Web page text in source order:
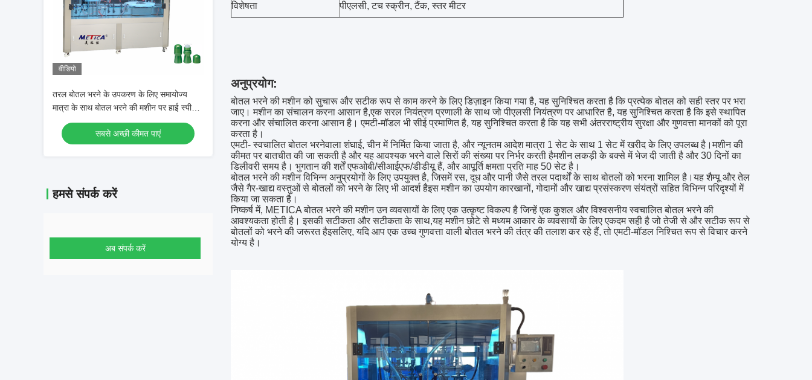
वीडियो
तरल बोतल भरने के उपकरण के लिए समायोज्य
मात्रा के साथ बोतल भरने की मशीन पर हाई स्पीड
डिओडोरेंट रोल
सबसे अच्छी कीमत पाएं
हमसे संपर्क करें
अब संपर्क करें
विशेषता पीएलसी, टच स्क्रीन, टैंक, स्तर मीटर
अनुप्रयोग:
बोतल भरने की मशीन को सुचारू और सटीक रूप से काम करने के लिए डिज़ाइन किया गया है, यह सुनिश्चित करता है कि प्रत्येक बोतल को सही स्तर पर भरा
जाए। मशीन का संचालन करना आसान है,एक सरल नियंत्रण प्रणाली के साथ जो पीएलसी नियंत्रण पर आधारित है, यह सुनिश्चित करता है कि इसे स्थापित
करना और संचालित करना आसान है। एमटी-मॉडल भी सीई प्रमाणित है, यह सुनिश्चित करता है कि यह सभी अंतरराष्ट्रीय सुरक्षा और गुणवत्ता मानकों को पूरा
करता है।
एमटी- स्वचालित बोतल भरनेवाला शंघाई, चीन में निर्मित किया जाता है, और न्यूनतम आदेश मात्रा 1 सेट के साथ 1 सेट में खरीद के लिए उपलब्ध है।मशीन की
कीमत पर बातचीत की जा सकती है और यह आवश्यक भरने वाले सिरों की संख्या पर निर्भर करती हैमशीन लकड़ी के बक्से में भेज दी जाती है और 30 दिनों का
डिलीवरी समय है। भुगतान की शर्तें एफओबी/सीआईएफ/डीडीयू हैं, और आपूर्ति क्षमता प्रति माह 50 सेट है।
बोतल भरने की मशीन विभिन्न अनुप्रयोगों के लिए उपयुक्त है, जिसमें रस, दूध और पानी जैसे तरल पदार्थों के साथ बोतलों को भरना शामिल है।यह शैम्पू और तेल
जैसे गैर-खाद्य वस्तुओं से बोतलों को भरने के लिए भी आदर्श हैइस मशीन का उपयोग कारखानों, गोदामों और खाद्य प्रसंस्करण संयंत्रों सहित विभिन्न परिदृश्यों में
किया जा सकता है।
निष्कर्ष में, METICA बोतल भरने की मशीन उन व्यवसायों के लिए एक उत्कृष्ट विकल्प है जिन्हें एक कुशल और विश्वसनीय स्वचालित बोतल भरने की
आवश्यकता होती है। इसकी सटीकता और सटीकता के साथ,यह मशीन छोटे से मध्यम आकार के व्यवसायों के लिए एकदम सही है जो तेजी से और सटीक रूप से
बोतलों को भरने की जरूरत हैइसलिए, यदि आप एक उच्च गुणवत्ता वाली बोतल भरने की तंत्र की तलाश कर रहे हैं, तो एमटी-मॉडल निश्चित रूप से विचार करने
योग्य है।